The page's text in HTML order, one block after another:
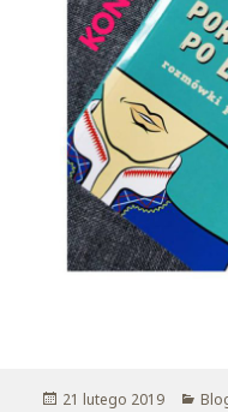
Opublikowano
21 lutego 2019